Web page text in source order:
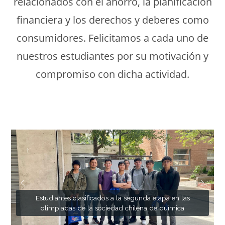
financiera y los derechos y deberes como
consumidores. Felicitamos a cada uno de
nuestros estudiantes por su motivación y
compromiso con dicha actividad.
Estudiantes clasificados a la segunda etapa en las
olimpiadas de la sociedad chilena de química
Estudiantes clasificados a la segunda etapa en las
olimpiadas de la sociedad chilena de química